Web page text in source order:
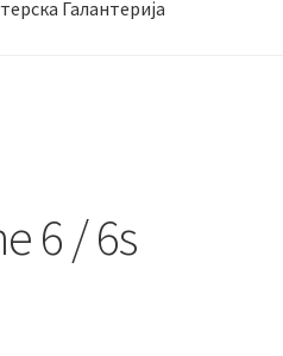
Галантерија
6 / 6s